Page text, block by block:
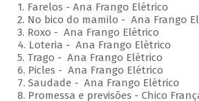
1. Farelos - Ana Frango Elétrico
2. No bico do mamilo - Ana Frango
3. Roxo - Ana Frango Elétrico
4. Loteria - Ana Frango Elétrico
5. Trago - Ana Frango Elétrico
6. Picles - Ana Frango Elétrico
7. Saudade - Ana Frango Elétrico
8. Promessa e previsões - Chico